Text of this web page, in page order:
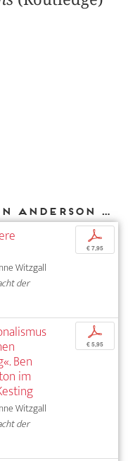
Weitere Texte von Ben Anderson bei DIAPHANES
Witzgall
der
p
€ 7,95
Ben
im
Witzgall
der
p
€ 5,95